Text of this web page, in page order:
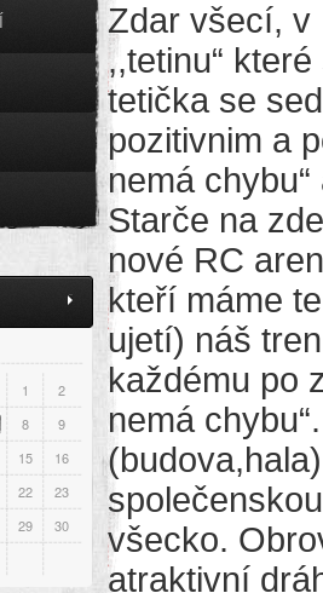
Zdar všecí, v
,,tetinu“
tetička se
pozitivnim a
nemá
Starče na
nové RC
kteří máme
ujetí) náš
každému po
nemá
všecko.
atraktivní
1
2
8
9
15
16
22
23
29
30